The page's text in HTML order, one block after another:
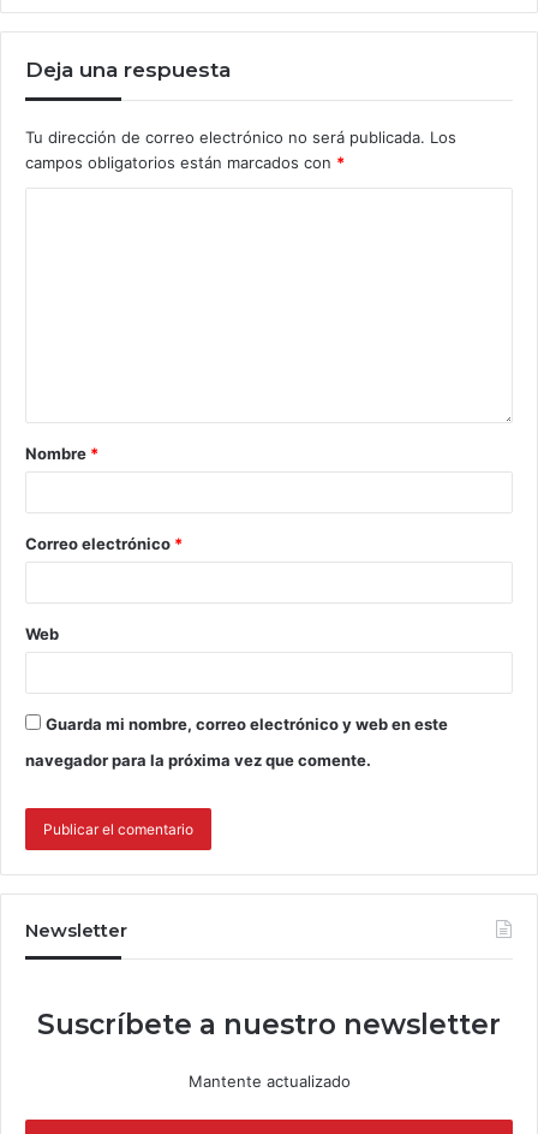
Deja una respuesta
Tu dirección de correo electrónico no será publicada. Los
campos obligatorios están marcados con *
Nombre *
Correo electrónico *
Web
Guarda mi nombre, correo electrónico y web en este
navegador para la próxima vez que comente.
Newsletter
Suscríbete a nuestro newsletter
Mantente actualizado